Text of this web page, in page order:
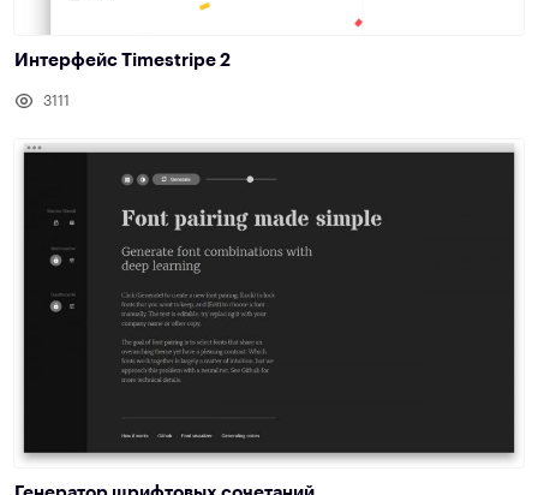
Интерфейс Timestripe 2
3111